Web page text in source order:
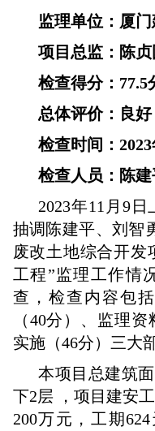
监理单位：厦
项目总监：陈贞
检查得分：77.5
总体评价：良好
检查时间：2023
检查人员：陈
2023年11月9
抽调陈建平、刘智
废改土地综合开发
工程”监理工作情
查，检查内容包
（40分）、监理
实施（46分）三大
本项目总建筑
下2层 ，项目建安
200万元，工期